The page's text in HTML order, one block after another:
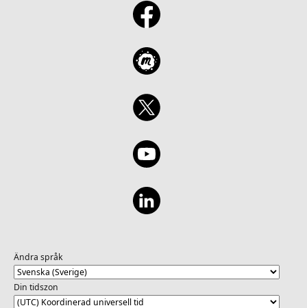
Ändra språk
Din tidszon